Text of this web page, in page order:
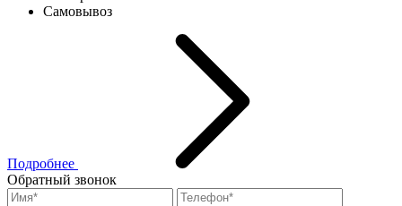
Самовывоз
Подробнее
Обратный звонок